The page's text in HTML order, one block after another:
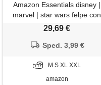
Amazon Essentials disney |
marvel | star wars felpe con
cappuccio e zip intera
comic logo, s
29,69 €
Sped. 3,99 €
M S XL XXL
amazon